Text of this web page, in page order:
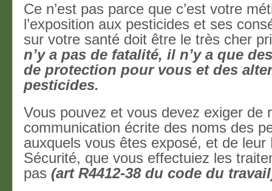
Ce n’est pas parce que c’est votre
l’exposition aux pesticides et ses
sur votre santé doit être le très cher
n’y a pas de fatalité, il n’y a que
de protection pour vous et des
pesticides.
Vous pouvez et vous devez exiger de
communication écrite des noms des
auxquels vous êtes exposé, et de leur
Sécurité, que vous effectuiez les
pas (art R4412-38 du code du